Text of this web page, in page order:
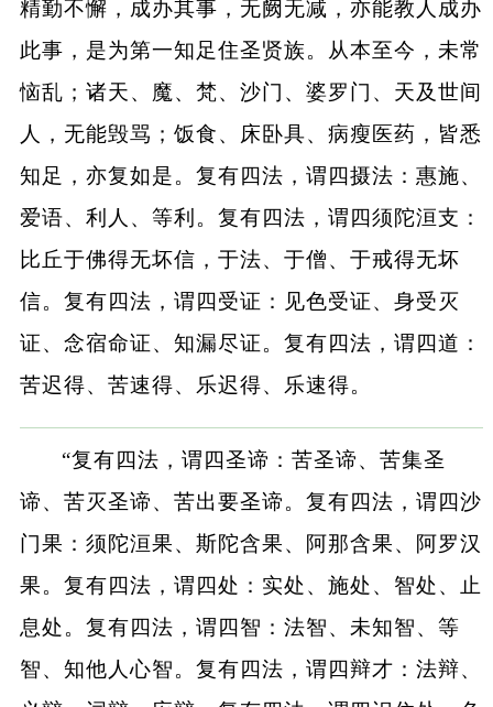
精勤不懈，成办其事，无阙无减，亦能教人成办
此事，是为第一知足住圣贤族。从本至今，未常
恼乱；诸天、魔、梵、沙门、婆罗门、天及世间
人，无能毁骂；饭食、床卧具、病瘦医药，皆悉
知足，亦复如是。复有四法，谓四摄法：惠施、
爱语、利人、等利。复有四法，谓四须陀洹支：
比丘于佛得无坏信，于法、于僧、于戒得无坏
信。复有四法，谓四受证：见色受证、身受灭
证、念宿命证、知漏尽证。复有四法，谓四道：
苦迟得、苦速得、乐迟得、乐速得。
“复有四法，谓四圣谛：苦圣谛、苦集圣
谛、苦灭圣谛、苦出要圣谛。复有四法，谓四沙
门果：须陀洹果、斯陀含果、阿那含果、阿罗汉
果。复有四法，谓四处：实处、施处、智处、止
息处。复有四法，谓四智：法智、未知智、等
智、知他人心智。复有四法，谓四辩才：法辩、